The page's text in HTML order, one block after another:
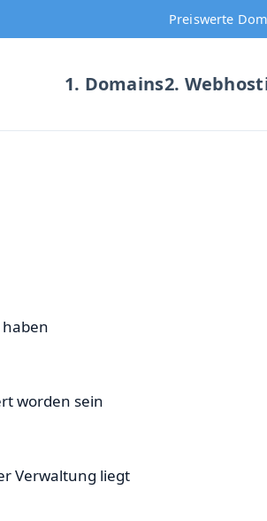
Preiswerte
1. Domains2.
worden sein
Verwaltung liegt